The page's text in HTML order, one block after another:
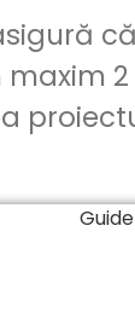
că
maxim